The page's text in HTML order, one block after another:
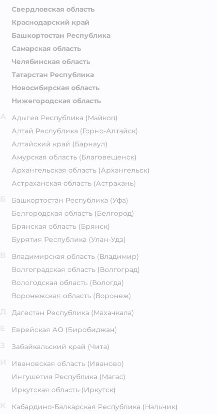
Свердловская область
Краснодарский край
Башкортостан Республика
Самарская область
Челябинская область
Татарстан Республика
Новосибирская область
Нижегородская область
Адыгея Республика (Майкоп)
Алтай Республика (Горно-Алтайск)
Алтайский край (Барнаул)
Амурская область (Благовещенск)
Архангельская область (Архангельск)
Астраханская область (Астрахань)
Башкортостан Республика (Уфа)
Белгородская область (Белгород)
Брянская область (Брянск)
Бурятия Республика (Улан-Удэ)
Владимирская область (Владимир)
Волгоградская область (Волгоград)
Вологодская область (Вологда)
Воронежская область (Воронеж)
Дагестан Республика (Махачкала)
Еврейская АО (Биробиджан)
Забайкальский край (Чита)
Ивановская область (Иваново)
Ингушетия Республика (Магас)
Иркутская область (Иркутск)
Кабардино-Балкарская Республика (Нальчик)